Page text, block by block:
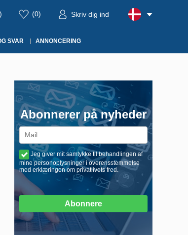
) (0) Skriv dig ind
SVAR ANNONCERING
Abonnerer på nyheder
Jeg giver mit samtykke til behandlingen af
mine personoplysninger i overensstemmelse
med erklæringen om privatlivets fred.
Abonnere